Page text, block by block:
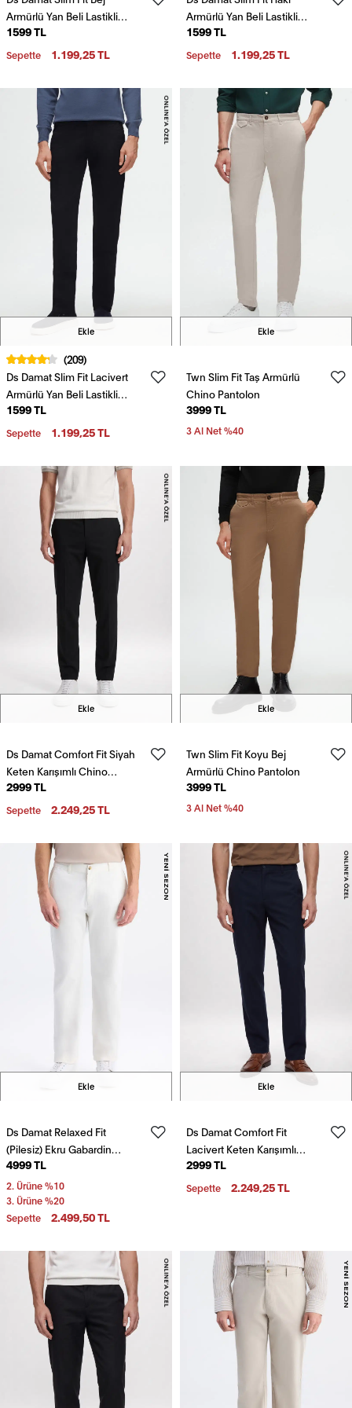
Armürlü Yan Beli Lastikli
Esnek Likralı Yandan Cepli
Chino Pantolon
1599 TL
Sepette 1.199,25 TL
Armürlü Yan Beli Lastikli
Esnek Likralı Yandan Cepli
Chino Pantolon
1599 TL
Sepette 1.199,25 TL
Ekle
(209)
Ds Damat Slim Fit Lacivert
Armürlü Yan Beli Lastikli
Esnek Likralı Yandan Cepli
Chino Pantolon
1599 TL
Sepette 1.199,25 TL
Ekle
Twn Slim Fit Taş Armürlü
Chino Pantolon
3999 TL
3 Al Net %40
Ekle
Ds Damat Comfort Fit Siyah
Keten Karışımlı Chino
Pantolon
2999 TL
Sepette 2.249,25 TL
Ekle
Twn Slim Fit Koyu Bej
Armürlü Chino Pantolon
3999 TL
3 Al Net %40
Ekle
Ds Damat Relaxed Fit
(Pilesiz) Ekru Gabardin
Chino Pantolon
4999 TL
2. Ürüne %10
3. Ürüne %20
Sepette
2.499,50 TL
Ekle
Ds Damat Comfort Fit
Lacivert Keten Karışımlı
Chino Pantolon
2999 TL
Sepette 2.249,25 TL